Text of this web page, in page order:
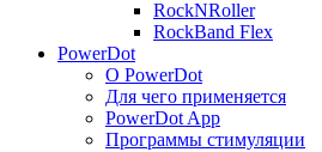
RockNRoller
RockBand Flex
PowerDot
О PowerDot
Для чего применяется
PowerDot App
Программы стимуляции